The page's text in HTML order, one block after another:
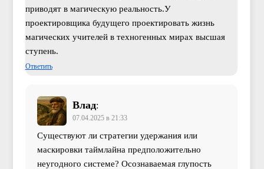
приводят в магическую реальность.У
проектировщика будущего проектировать жизнь
магических учителей в техногенных мирах высшая
ступень.
Ответить
Влад:
07.04.2025 в 21:33
Существуют ли стратегии удержания или
маскировки таймлайна предположительно
неугодного системе? Осознаваемая глупость